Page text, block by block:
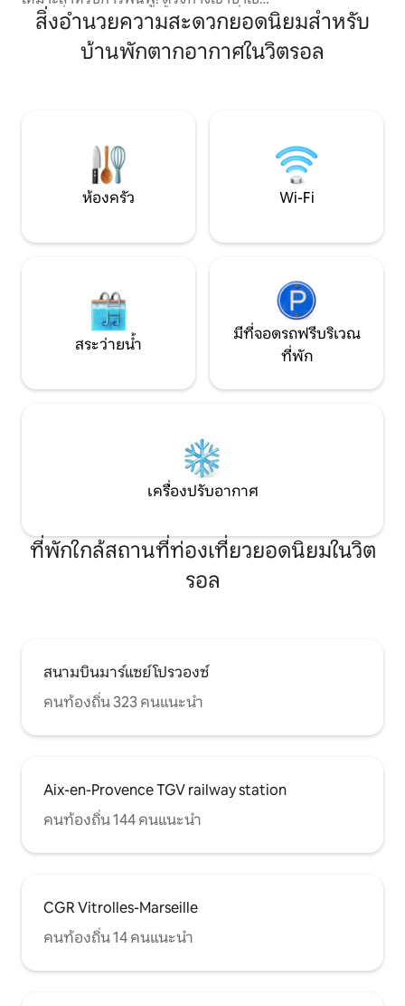
สถานที่มหัศจรรย์: โรงสีน้ำมันเก่าแก่ที่มีวิว
อันน่าทึ่งของชนบท Aix สถานที่หายากที่มี
ทั้งความสะดวกสบาย สุขภาพ และความ
สิ่งอำนวยความสะดวกยอดนิยมสำหรับ
บ้านพักตากอากาศในวิตรอล
ห้องครัว Wi-Fi
สระว่ายน้ำ
มีที่จอดรถฟรีบริเวณ
ที่พัก
เครื่องปรับอากาศ
ที่พักใกล้สถานที่ท่องเที่ยวยอดนิยมในวิต
รอล
สนามบินมาร์แซย์ โปรวองซ์
คนท้องถิ่น 323 คนแนะนำ
Aix-en-Provence TGV railway station
คนท้องถิ่น 144 คนแนะนำ
CGR Vitrolles-Marseille
คนท้องถิ่น 14 คนแนะนำ